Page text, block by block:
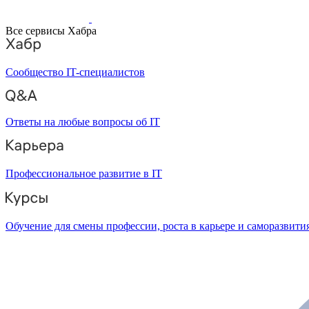
Все сервисы Хабра
Сообщество IT-специалистов
Ответы на любые вопросы об IT
Профессиональное развитие в IT
Обучение для смены профессии, роста в карьере и